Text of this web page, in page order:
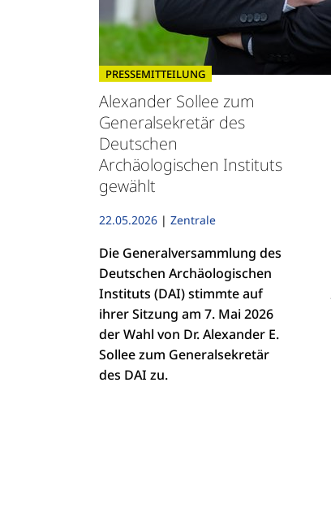
PRESSEMITTEILUNG
Alexander Sollee zum
Generalsekretär des
Deutschen
Archäologischen Instituts
gewählt
22.05.2026 | Zentrale
Die Generalversammlung des
Deutschen Archäologischen
Instituts (DAI) stimmte auf
ihrer Sitzung am 7. Mai 2026
der Wahl von Dr. Alexander E.
Sollee zum Generalsekretär
des DAI zu.